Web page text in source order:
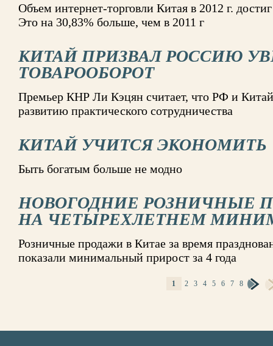
Объем интернет-торговли Китая в 2012 г.
Это на 30,83% больше, чем в 2011 г
КИТАЙ ПРИЗВАЛ РОССИЮ
ТОВАРООБОРОТ
Премьер КНР Ли Кэцян считает, что РФ и
развитию практического сотрудничества
КИТАЙ УЧИТСЯ ЭКОНОМИТЬ
Быть богатым больше не модно
НОВОГОДНИЕ РОЗНИЧНЫЕ
НА ЧЕТЫРЕХЛЕТНЕМ
Розничные продажи в Китае за время
показали минимальный прирост за 4 года
1 2 3 4 5 6 7 8